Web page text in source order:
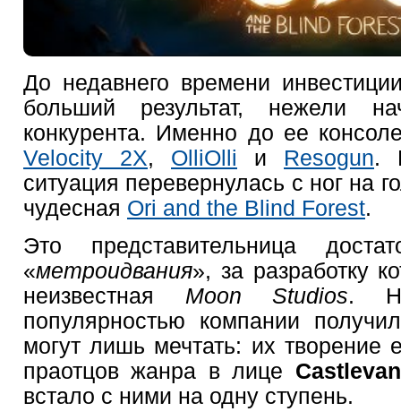
До недавнего времени
больший результат, нежели
конкурента. Именно до ее
Velocity 2X, OlliOlli и Resogun.
ситуация перевернулась с ног на
чудесная Ori and the Blind Forest.
Это представительница
«метроидвания», за разработку
неизвестная Moon Studios.
популярностью компании
могут лишь мечтать: их
праотцов жанра в лице
встало с ними на одну ступень.